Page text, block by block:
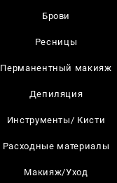
Брови
Ресницы
Перманентный макияж
Депиляция
Инструменты/ Кисти
Расходные материалы
Макияж/Уход